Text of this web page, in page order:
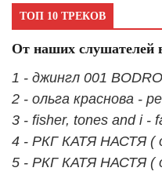
ТОП 10 ТРЕКОВ
От наших слушателей
1 - джингл 001
2 - ольга краснова -
3 - fisher, tones and i -
4 - РКГ КАТЯ НАСТЯ (
5 - РКГ КАТЯ НАСТЯ (